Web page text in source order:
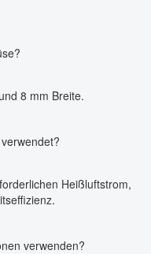
8 mm Breite.
Heißluftstrom,
verwenden?